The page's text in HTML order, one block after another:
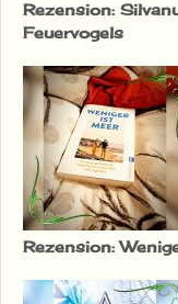
Rezension:
Feuervogels
Rezension: